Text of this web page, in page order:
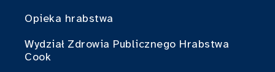
Opieka hrabstwa
Wydział Zdrowia Publicznego Hrabstwa
Cook